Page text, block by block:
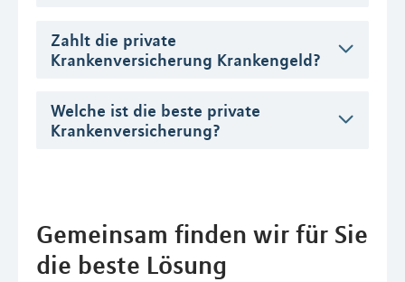
Zahlt die private
Krankenversicherung Krankengeld?
Welche ist die beste private
Krankenversicherung?
Gemeinsam finden wir für Sie
die beste Lösung